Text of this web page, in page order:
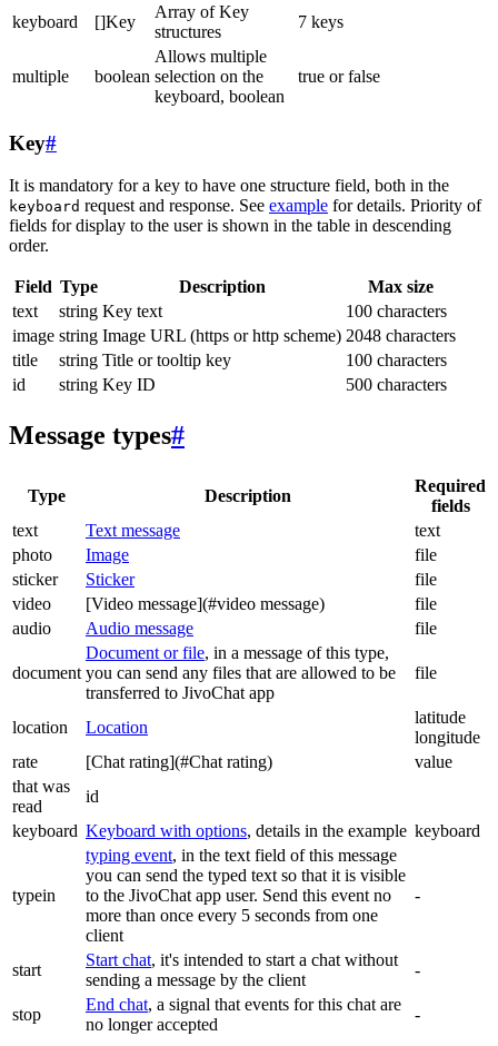
keyboard []Key
Array of Key
structures
7 keys
multiple boolean
Allows multiple
selection on the
keyboard, boolean
true or false
Key#
It is mandatory for a key to have one structure field, both in the
keyboard request and response. See example for details. Priority of
fields for display to the user is shown in the table in descending
order.
Field Type Description
Max size
text
string Key text
100 characters
image string Image URL (https or http scheme) 2048 characters
title
string Title or tooltip key
100 characters
id
string Key ID 500 characters
Message types#
Type Description
Required
fields
text
Text message
text
photo
Image
file
sticker
Sticker
file
video
[Video message](#video message)
file
audio
Audio message file
document
Document or file, in a message of this type,
you can send any files that are allowed to be
transferred to JivoChat app
file
location Location
latitude
longitude
rate
[Chat rating](#Chat rating)
value
that was
read
id
keyboard Keyboard with options, details in the example keyboard
typein
typing event, in the text field of this message
you can send the typed text so that it is visible
to the JivoChat app user. Send this event no
more than once every 5 seconds from one
client
-
start
Start chat, it's intended to start a chat without
sending a message by the client
-
stop
End chat, a signal that events for this chat are
no longer accepted
-